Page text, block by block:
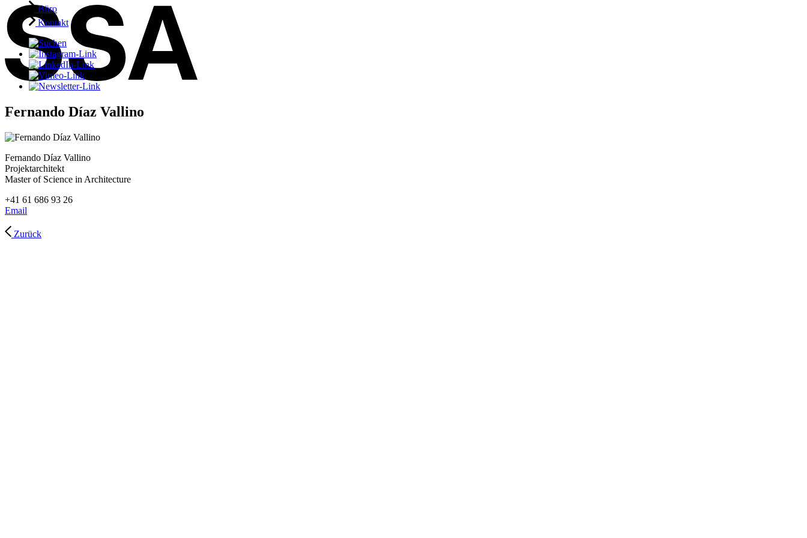
Büro
Kontakt
Fernando Díaz Vallino
Fernando Díaz Vallino
Projektarchitekt
Master of Science in Architecture
+41 61 686 93 26
Email
Zurück